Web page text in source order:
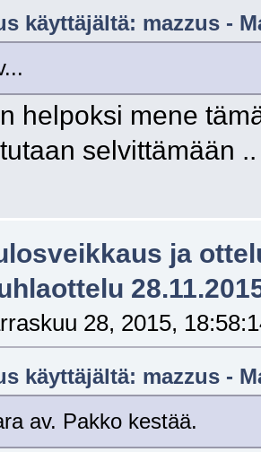
käyttäjältä: mazzus -
helpoksi mene
selvittämään ..
ja
28, 2015,
käyttäjältä: mazzus -
av. Pakko kestää.